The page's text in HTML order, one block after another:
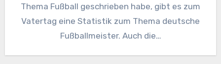
Thema Fußball geschrieben habe, gibt es zum
Vatertag eine Statistik zum Thema deutsche
Fußballmeister. Auch die…